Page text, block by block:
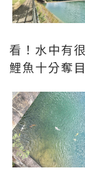
看！水中有
鯉魚十分奪